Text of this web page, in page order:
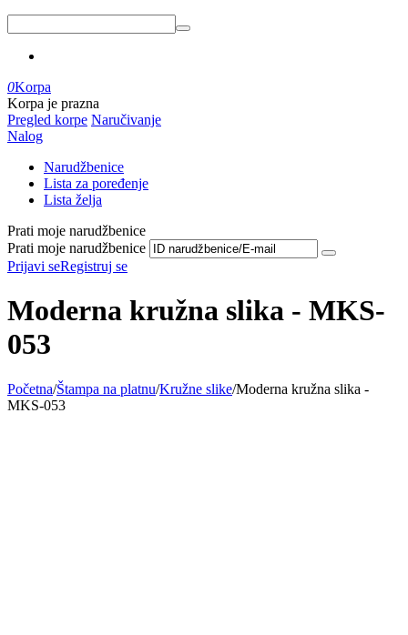
0Korpa
Korpa je prazna
Pregled korpe Naručivanje
Nalog
Narudžbenice
Lista za poređenje
Lista želja
Prati moje narudžbenice
Prati moje narudžbenice
Prijavi seRegistruj se
Moderna kružna slika - MKS-
053
Početna/Štampa na platnu/Kružne slike/Moderna kružna slika -
MKS-053